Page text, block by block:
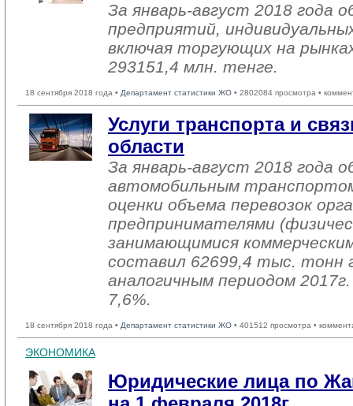
За январь-август 2018 года
предприятий,
включая торгующих на
293151,4 млн. тенге.
18 сентября 2018 года • Департамент статистики ЖО • 2802084 просмотра •
Услуги транспорта и
области
За январь-август 2018 года
автомобильным
оценки объема перевозок
предпринимателями
занимающимися
составил 62699,4 тыс. тонн
аналогичным периодом
7,6%.
18 сентября 2018 года • Департамент статистики ЖО • 401512 просмотра •
ЭКОНОМИКА
Юридические лица по